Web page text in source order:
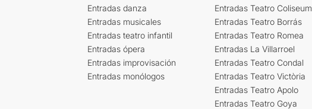
Entradas danza
Entradas musicales
Entradas teatro infantil
Entradas ópera
Entradas improvisación
Entradas monólogos
Entradas Teatro Coliseum
Entradas Teatro Borrás
Entradas Teatro Romea
Entradas La Villarroel
Entradas Teatro Condal
Entradas Teatro Victòria
Entradas Teatro Apolo
Entradas Teatro Goya